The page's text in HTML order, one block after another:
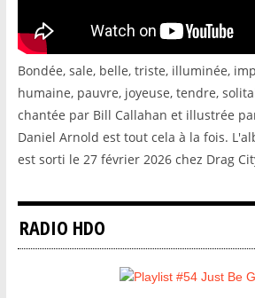
Bondée, sale, belle, triste, illuminée,
humaine, pauvre, joyeuse, tendre,
chantée par Bill Callahan et illustrée
Daniel Arnold est tout cela à la fois.
est sorti le 27 février 2026 chez Drag
RADIO HDO